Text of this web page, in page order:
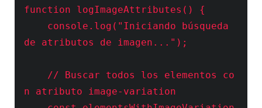
function logImageAttributes() {
de atributos de imagen...");
n atributo image-variation